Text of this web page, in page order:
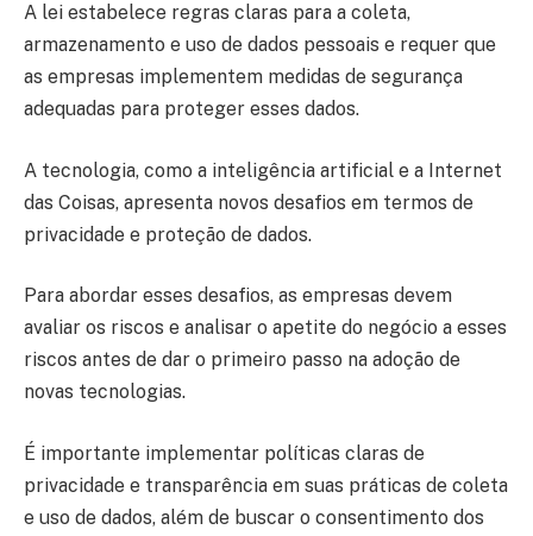
A lei estabelece regras claras para a coleta,
armazenamento e uso de dados pessoais e requer que
as empresas implementem medidas de segurança
adequadas para proteger esses dados.
A tecnologia, como a inteligência artificial e a Internet
das Coisas, apresenta novos desafios em termos de
privacidade e proteção de dados.
Para abordar esses desafios, as empresas devem
avaliar os riscos e analisar o apetite do negócio a esses
riscos antes de dar o primeiro passo na adoção de
novas tecnologias.
É importante implementar políticas claras de
privacidade e transparência em suas práticas de coleta
e uso de dados, além de buscar o consentimento dos